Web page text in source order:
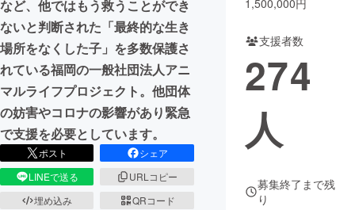
など、他ではもう救うことができ
ないと判断された「最終的な生き
場所をなくした子」を多数保護さ
れている福岡の一般社団法人アニ
マルライフプロジェクト。他団体
の妨害やコロナの影響があり緊急
で支援を必要としています。
ポスト
シェア
LINEで送る
URLコピー
埋め込み
QRコード
1,500,000円
支援者数
274
人
募集終了まで残
り